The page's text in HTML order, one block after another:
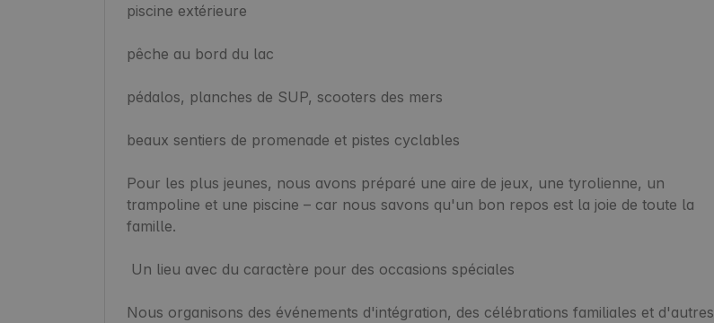
piscine extérieure
pêche au bord du lac
pédalos, planches de SUP, scooters des mers
beaux sentiers de promenade et pistes cyclables
Pour les plus jeunes, nous avons préparé une aire de jeux, une tyrolienne, un
trampoline et une piscine – car nous savons qu'un bon repos est la joie de toute la
famille.
Nous organisons des événements d'intégration, des célébrations familiales et d'autres